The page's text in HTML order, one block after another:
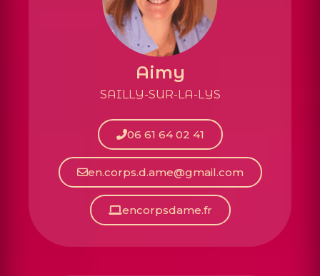
Aimy
SAILLY-SUR-LA-LYS
06 61 64 02 41
en.corps.d.ame@gmail.com
encorpsdame.fr